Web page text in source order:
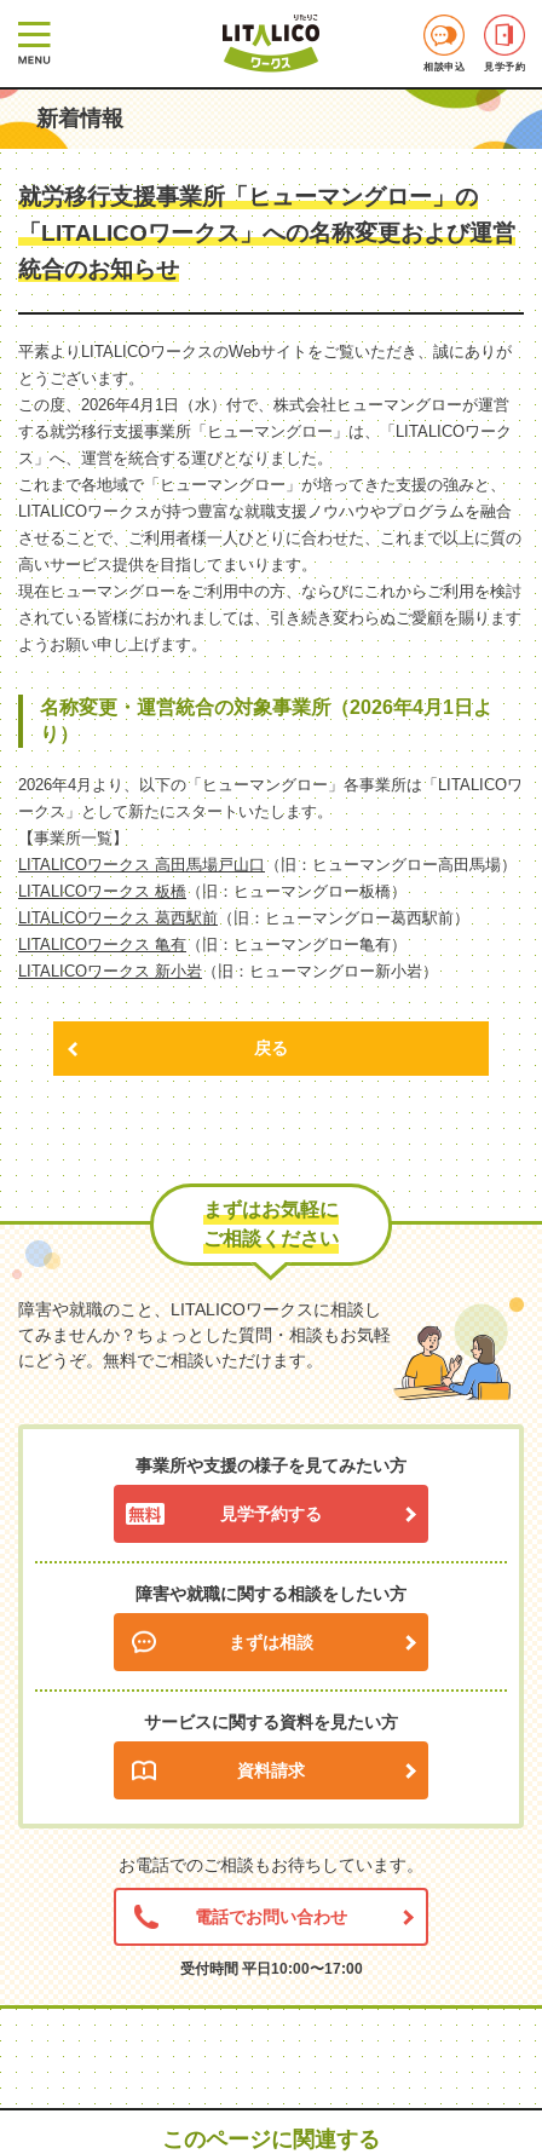
相談申込 見学予約
新着情報
就労移行支援事業所「ヒューマングロー」の
「LITALICOワークス」への名称変更および運営
統合のお知らせ
平素よりLITALICOワークスのWebサイトをご覧いただき、誠にありが
とうございます。
この度、2026年4月1日（水）付で、株式会社ヒューマングローが運営
する就労移行支援事業所「ヒューマングロー」は、「LITALICOワーク
ス」へ、運営を統合する運びとなりました。
これまで各地域で「ヒューマングロー」が培ってきた支援の強みと、
LITALICOワークスが持つ豊富な就職支援ノウハウやプログラムを融合
させることで、ご利用者様一人ひとりに合わせた、これまで以上に質の
高いサービス提供を目指してまいります。
現在ヒューマングローをご利用中の方、ならびにこれからご利用を検討
されている皆様におかれましては、引き続き変わらぬご愛顧を賜ります
ようお願い申し上げます。
名称変更・運営統合の対象事業所（2026年4月1日よ
り）
2026年4月より、以下の「ヒューマングロー」各事業所は「LITALICOワ
ークス」として新たにスタートいたします。
【事業所一覧】
LITALICOワークス 高田馬場戸山口 （旧：ヒューマングロー高田馬場）
LITALICOワークス 板橋（旧：ヒューマングロー板橋）
LITALICOワークス 葛西駅前 （旧：ヒューマングロー葛西駅前）
LITALICOワークス 亀有（旧：ヒューマングロー亀有）
LITALICOワークス 新小岩（旧：ヒューマングロー新小岩）
戻る
まずはお気軽に
ご相談ください
障害や就職のこと、LITALICOワークスに相談し
てみませんか？ちょっとした質問・相談もお気軽
にどうぞ。無料でご相談いただけます。
事業所や支援の様子を見てみたい方
見学予約する
障害や就職に関する相談をしたい方
まずは相談
サービスに関する資料を見たい方
資料請求
お電話でのご相談もお待ちしています。
電話でお問い合わせ
受付時間 平日10:00〜17:00
このページに関連する